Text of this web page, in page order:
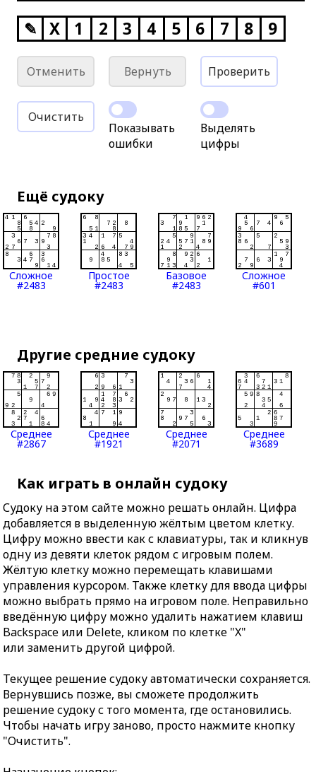
✎ X 1 2 3 4 5 6 7 8 9
Отменить Вернуть Проверить
Очистить
Показывать
ошибки
Выделять
цифры
Ещё судоку
Сложное
#2483
Простое
#2483
Базовое
#2483
Сложное
#601
Другие средние судоку
Среднее
#2867
Среднее
#1921
Среднее
#2071
Среднее
#3689
Как играть в онлайн судоку
Судоку на этом сайте можно решать онлайн. Цифра
добавляется в выделенную жёлтым цветом клетку.
Цифру можно ввести как с клавиатуры, так и кликнув
одну из девяти клеток рядом с игровым полем.
Жёлтую клетку можно перемещать клавишами
управления курсором. Также клетку для ввода цифры
можно выбрать прямо на игровом поле. Неправильно
введённую цифру можно удалить нажатием клавиш
Backspace или Delete, кликом по клетке "X"
или заменить другой цифрой.
Текущее решение судоку автоматически сохраняется.
Вернувшись позже, вы сможете продолжить
решение судоку с того момента, где остановились.
Чтобы начать игру заново, просто нажмите кнопку
"Очистить".